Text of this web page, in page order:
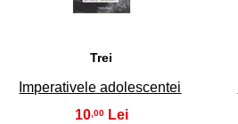
Trei
Imperativele adolescentei
10,00